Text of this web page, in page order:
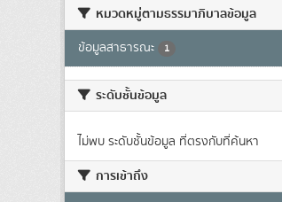
หมวดหมู่ตามธรรมาภิบาลข้อมูล
ข้อมูลสาธารณะ 1
ระดับชั้นข้อมูล
ไม่พบ ระดับชั้นข้อมูล ที่ตรงกับที่ค้นหา
การเข้าถึง